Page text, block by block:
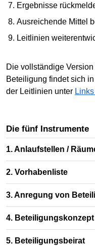
Ergebnisse
Ausreichende Mittel
Leitlinien
Die vollständige
Beteiligung findet sich
der Leitlinien unter
Die fünf Instrumente
1. Anlaufstellen /
2. Vorhabenliste
3. Anregung von
4. Beteiligungskonzept
5. Beteiligungsbeirat